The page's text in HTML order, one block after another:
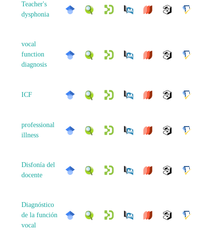
Teacher's
dysphonia
vocal
function
diagnosis
ICF
professional
illness
Disfonía del
docente
Diagnóstico
de la función
vocal